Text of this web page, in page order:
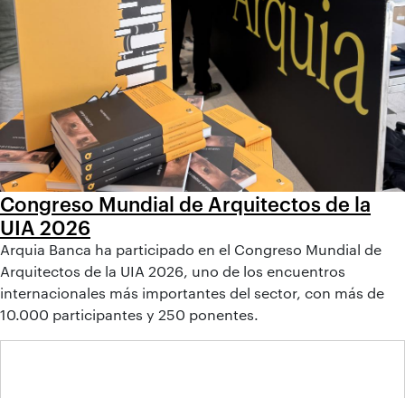
Congreso Mundial de Arquitectos de la
UIA 2026
Arquia Banca ha participado en el Congreso Mundial de
Arquitectos de la UIA 2026, uno de los encuentros
internacionales más importantes del sector, con más de
10.000 participantes y 250 ponentes.